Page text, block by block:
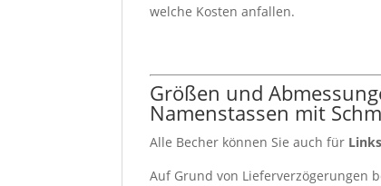
welche Kosten anfallen.
Größen und
Namenstassen mit
Alle Becher können Sie auch für
Auf Grund von Lieferverzögerungen